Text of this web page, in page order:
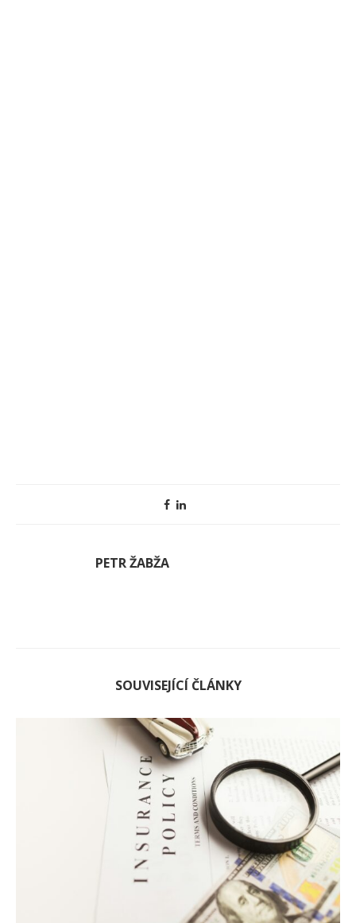
PETR ŽABŽA
SOUVISEJÍCÍ ČLÁNKY